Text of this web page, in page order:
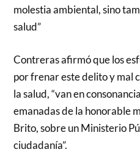
molestia ambiental, sino
salud”
Contreras afirmó que los
por frenar este delito y mal
la salud, “van en
emanadas de la honorable
Brito, sobre un Ministerio
ciudadanía”.